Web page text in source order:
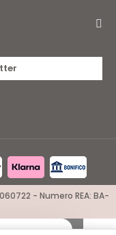
- Numero REA: BA-